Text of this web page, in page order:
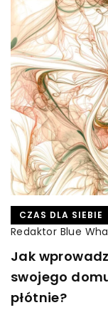
CZAS DLA SIEBIE
Redaktor Blue
Jak
swojego
płótnie?